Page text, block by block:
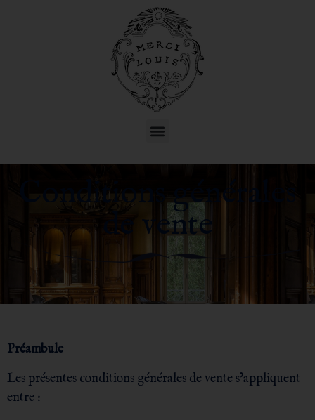
Conditions générales
de vente
Préambule
Les présentes conditions générales de vente s’appliquent
entre :